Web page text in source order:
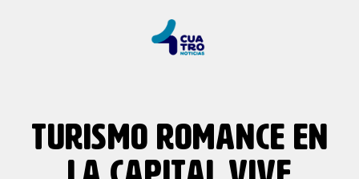
TURISMO ROMANCE EN